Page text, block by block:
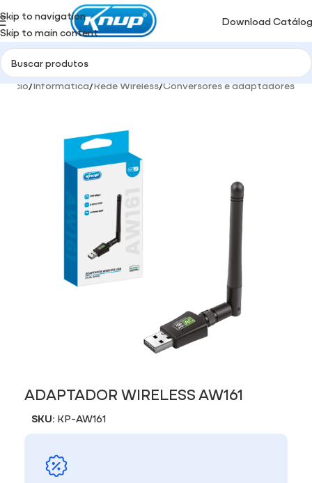
Skip to navigation
Skip to main content
Download
Início/Informática/Rede Wireless/Conversores e adaptadores
ADAPTADOR WIRELESS AW161
SKU: KP-AW161